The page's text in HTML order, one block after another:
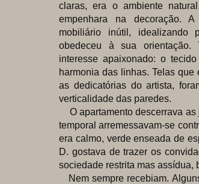
claras, era o ambiente
empenhara na decoração.
mobiliário inútil, idealizando
obedeceu à sua
interesse apaixonado: o
harmonia das linhas. Telas
as dedicatórias do artista,
verticalidade das paredes.
O apartamento descerrava as
temporal arremessavam-se
era calmo, verde enseada de
D. gostava de trazer os
sociedade restrita mas assídua,
Nem sempre recebiam.